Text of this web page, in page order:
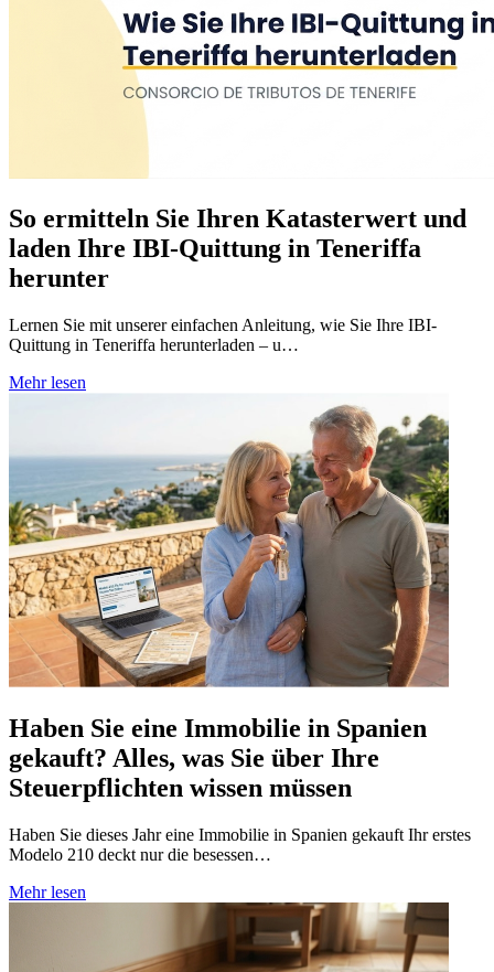
So ermitteln Sie Ihren Katasterwert und
laden Ihre IBI-Quittung in Teneriffa
herunter
Lernen Sie mit unserer einfachen Anleitung, wie Sie Ihre IBI-
Quittung in Teneriffa herunterladen – u…
Mehr lesen
Haben Sie eine Immobilie in Spanien
gekauft? Alles, was Sie über Ihre
Steuerpflichten wissen müssen
Haben Sie dieses Jahr eine Immobilie in Spanien gekauft Ihr erstes
Modelo 210 deckt nur die besessen…
Mehr lesen